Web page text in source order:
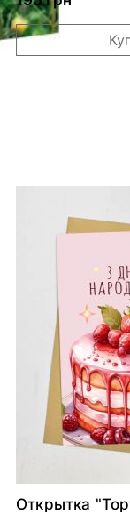
Открытка